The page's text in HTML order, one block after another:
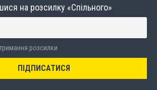
на розсилку «Спільного»
розсилки